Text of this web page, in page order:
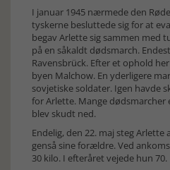
I januar 1945 nærmede den
tyskerne besluttede sig for at
begav Arlette sig sammen med
på en såkaldt dødsmarch.
Ravensbrück. Efter et ophold
byen Malchow. En yderligere
sovjetiske soldater. Igen havde
for Arlette. Mange dødsmarcher
blev skudt ned.
Endelig, den 22. maj steg
genså sine forældre. Ved
30 kilo. I efteråret vejede hun 70.